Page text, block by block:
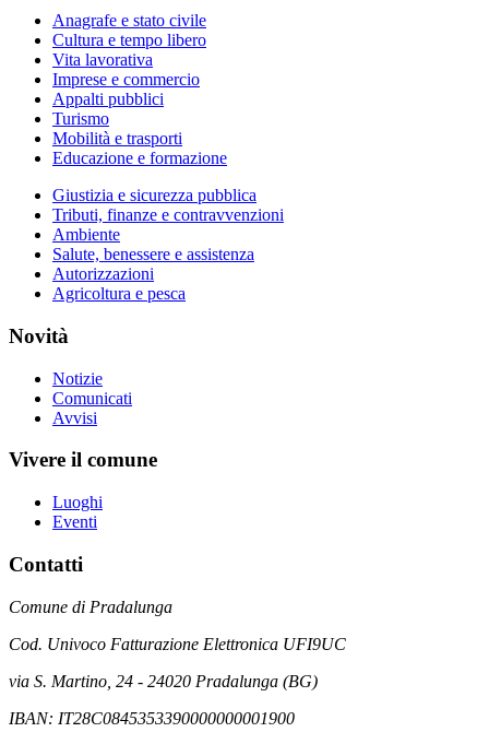
Anagrafe e stato civile
Cultura e tempo libero
Vita lavorativa
Imprese e commercio
Appalti pubblici
Turismo
Mobilità e trasporti
Educazione e formazione
Giustizia e sicurezza pubblica
Tributi, finanze e contravvenzioni
Ambiente
Salute, benessere e assistenza
Autorizzazioni
Agricoltura e pesca
Novità
Notizie
Comunicati
Avvisi
Vivere il comune
Luoghi
Eventi
Contatti
Comune di Pradalunga
Cod. Univoco Fatturazione Elettronica UFI9UC
via S. Martino, 24 - 24020 Pradalunga (BG)
IBAN: IT28C0845353390000000001900